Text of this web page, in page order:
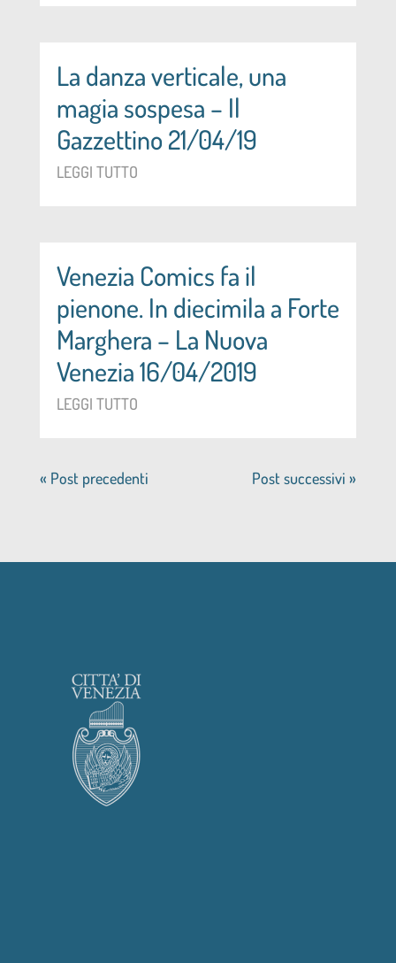
La danza verticale, una
magia sospesa – Il
Gazzettino 21/04/19
LEGGI TUTTO
Venezia Comics fa il
pienone. In diecimila a Forte
Marghera – La Nuova
Venezia 16/04/2019
LEGGI TUTTO
« Post precedenti Post successivi »